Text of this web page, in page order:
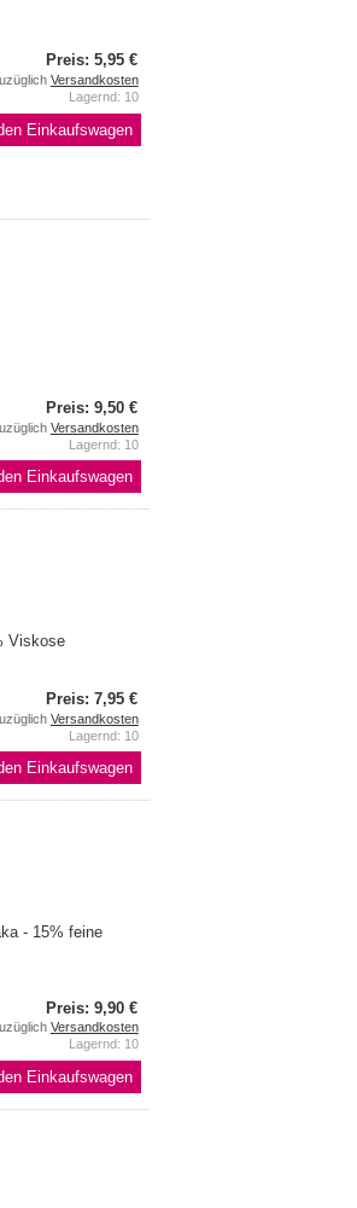
Preis: 5,95 €
Versandkosten
Lagernd: 10
Preis: 9,50 €
Versandkosten
Lagernd: 10
Viskose
Preis: 7,95 €
Versandkosten
Lagernd: 10
- 15% feine
Preis: 9,90 €
Versandkosten
Lagernd: 10